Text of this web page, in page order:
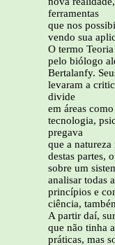
ferramentas
que nos
vendo sua
O termo
pelo biólogo
Bertalanfy.
levaram a
divide
em áreas
tecnologia,
pregava
que a
destas partes,
sobre um
analisar todas
princípios e
ciência,
A partir daí,
que não tinha
práticas, mas